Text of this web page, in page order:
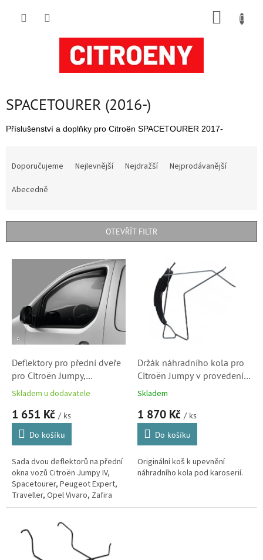
SPACETOURER (2016-)
Příslušenství a doplňky pro Citroën SPACETOURER 2017-
r
Doporučujeme Nejlevnější Nejdražší
Nejprodávanější
Abecedně
OTEVŘÍT FILTR
Deflektory pro přední dveře
pro Citroën Jumpy,
Spacetourer a Peugeot
Zafira Life, Vivaro a Toyota
ProAce
Skladem u dodavatele
1 651 Kč / ks
Do košíku
Sada dvou deflektorů na přední
okna vozů Citroën Jumpy IV,
Spacetourer, Peugeot Expert,
Traveller, Opel Vivaro, Zafira
Life, Fiat Scudo a Toyota
Držák náhradního kola pro
Citroën Jumpy v provedení
L1, Spacetourer, Peugeot
Zafira
Skladem
1 870 Kč / ks
Do košíku
Originální koš k upevnění
náhradního kola pod karoserií.